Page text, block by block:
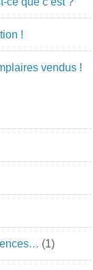
!
vendus !
(1)